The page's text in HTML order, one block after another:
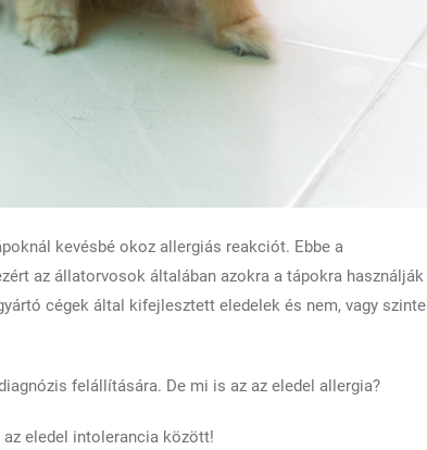
kevésbé okoz allergiás reakciót. Ebbe a
az állatorvosok általában azokra a tápokra használják
cégek által kifejlesztett eledelek és nem, vagy szinte
felállítására. De mi is az az eledel allergia?
eledel intolerancia között!